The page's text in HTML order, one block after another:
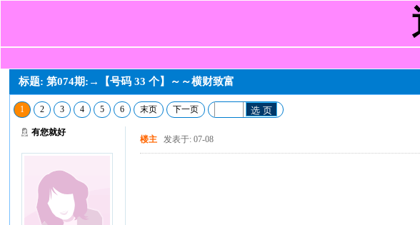
标题: 第074期:→【号码 33 个】～～横财致富
1 2 3 4 5 6 末页 下一页 选 页
有您就好
楼主 发表于: 07-08